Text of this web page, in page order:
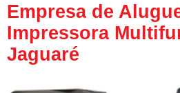
Empresa de
Impressora
Jaguaré